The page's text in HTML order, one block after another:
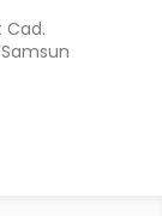
Cad.